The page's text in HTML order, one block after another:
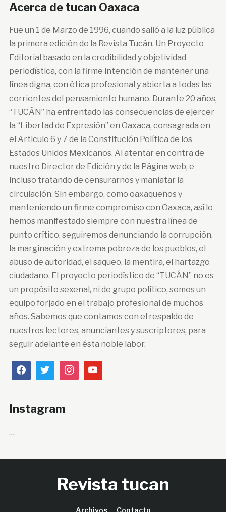
Acerca de tucan Oaxaca
Fue un 1 de Marzo de 1996, cuando salió a la luz pública
la primera edición de la Revista Tucán. Un Proyecto
Editorial basado en la credibilidad y objetividad
periodística, con la firme intención de mantener una
línea digna, con ética profesional y abierta a todas las
corrientes del pensamiento humano. Durante 20 años,
“TUCÁN” ha enfrentado las consecuencias de ejercer
la “Libertad de Expresión” en Oaxaca, consagrada en
el Articulo 6 y 7 de la Constitución Política de los
Estados Unidos Mexicanos. Al atentar en contra de
nuestro Director de Edición y de la Página web, e
incluso tratando de censurarnos y maniatar la
circulación. Sin embargo, como oaxaqueños y
manteniendo un firme compromiso con Oaxaca, así lo
hemos manifestado siempre con nuestra línea de
punto crítico, seguiremos denunciando la corrupción,
la marginación y extrema pobreza de los pueblos, el
abuso de autoridad, el saqueo, la mentira, el hartazgo
ciudadano. El proyecto periodístico de “TUCÁN” no es
un propósito sexenal, ni de grupo político, somos un
equipo forjado en el trabajo profesional de muchos
años. Sabemos que contamos con el respaldo de
nuestros lectores, anunciantes y suscriptores, para
seguir adelante en ésta noble labor.
Instagram
…
Revista tucan
Archivos Contacto